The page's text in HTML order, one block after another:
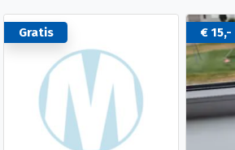
Gratis € 15,-